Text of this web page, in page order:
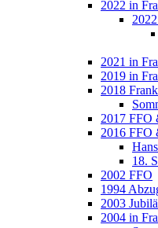
2022 in
2021 in
2019 in
2018
2017 FFO
2016 FFO
18.
2002 FFO
1994
2003
2004 in